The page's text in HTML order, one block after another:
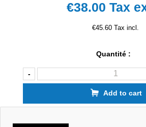
€38.00Tax
€45.60 Tax incl.
Quantité :
-
Add to cart